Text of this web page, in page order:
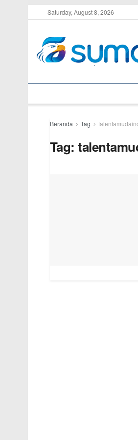
Saturday, August 8, 2026
Beranda Tag
Tag: